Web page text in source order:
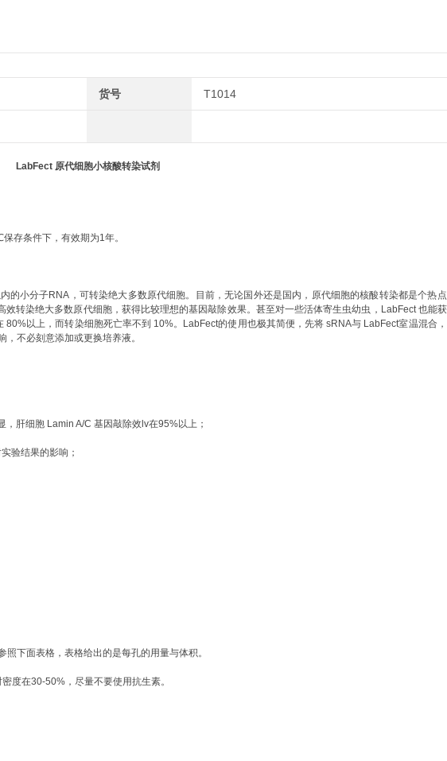
货号 T1014
LabFect 原代细胞小核酸转染试剂
存条件下，有效期为1年。
的小分子RNA ，可转染绝大多数原代细胞。目前，无论国外还是国内，原代细胞的核酸转染都是个热
效转染绝大多数原代细胞，获得比较理想的基因敲除效果。甚至对一些活体寄生虫幼虫， LabFect 也能
80%以上，而转染细胞死亡率不到 10%。 LabFect的使用也极其简便，先将sRNA与 LabFect室温混合
不必刻意添加或更换培养液。
，肝细胞 Lamin A/C 基因敲除效lv在95%以上；
验结果的影响；
下面表格，表格给出的是每孔的用量与体积。
度在30-50%，尽量不要使用抗生素。